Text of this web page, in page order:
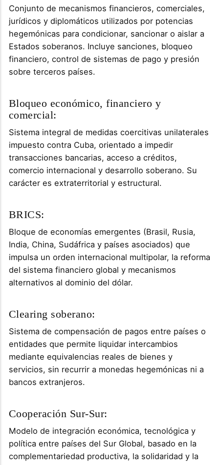
Conjunto de mecanismos financieros, comerciales,
jurídicos y diplomáticos utilizados por potencias
hegemónicas para condicionar, sancionar o aislar a
Estados soberanos. Incluye sanciones, bloqueo
financiero, control de sistemas de pago y presión
sobre terceros países.
Bloqueo económico, financiero y
comercial:
Sistema integral de medidas coercitivas unilaterales
impuesto contra Cuba, orientado a impedir
transacciones bancarias, acceso a créditos,
comercio internacional y desarrollo soberano. Su
carácter es extraterritorial y estructural.
BRICS:
Bloque de economías emergentes (Brasil, Rusia,
India, China, Sudáfrica y países asociados) que
impulsa un orden internacional multipolar, la reforma
del sistema financiero global y mecanismos
alternativos al dominio del dólar.
Clearing soberano:
Sistema de compensación de pagos entre países o
entidades que permite liquidar intercambios
mediante equivalencias reales de bienes y
servicios, sin recurrir a monedas hegemónicas ni a
bancos extranjeros.
Cooperación Sur-Sur:
Modelo de integración económica, tecnológica y
política entre países del Sur Global, basado en la
complementariedad productiva, la solidaridad y la